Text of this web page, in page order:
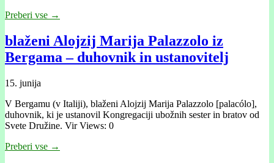
Preberi vse →
blaženi Alojzij Marija Palazzolo iz
Bergama – duhovnik in ustanovitelj
15. junija
V Bergamu (v Italiji), blaženi Alojzij Marija Palazzolo [palacólo],
duhovnik, ki je ustanovil Kongregaciji ubožnih sester in bratov od
Svete Družine. Vir Views: 0
Preberi vse →